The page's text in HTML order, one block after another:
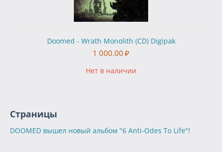
Doomed - Wrath Monolith (CD) Digipak
1 000.00 ₽
Нет в наличии
Страницы
DOOMED вышел новый альбом "6 Anti-Odes To Life"!